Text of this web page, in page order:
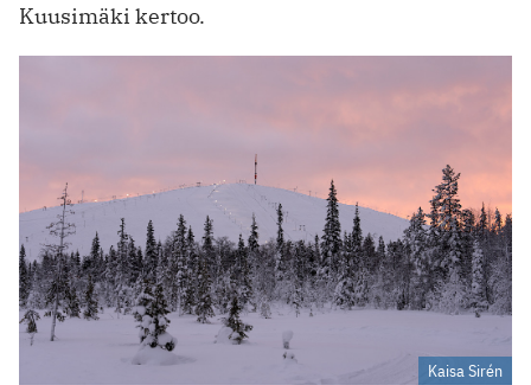
Kuusimäki kertoo.
Kaisa Sirén